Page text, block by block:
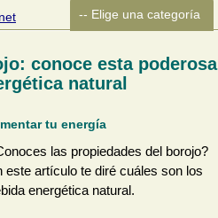
conoce esta poderosa
natural
tu energía
las propiedades del borojo?
este artículo te diré cuáles son los
energética natural.